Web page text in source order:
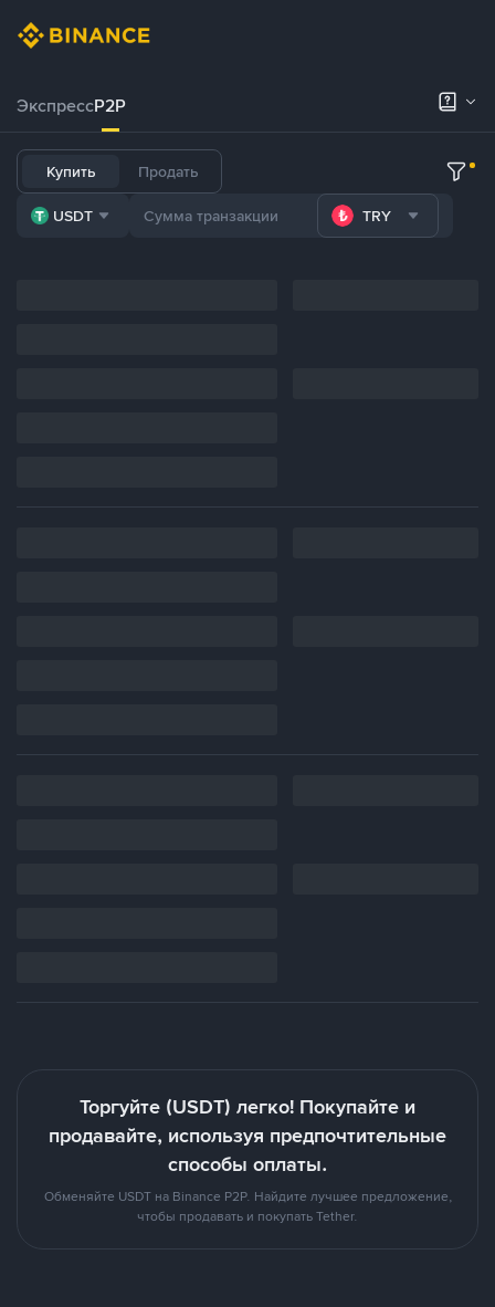
ЭкспрессP2P
Купить Продать
USDT TRY
Торгуйте (USDT) легко! Покупайте и
продавайте, используя предпочтительные
способы оплаты.
Обменяйте USDT на Binance P2P. Найдите лучшее предложение,
чтобы продавать и покупать Tether.